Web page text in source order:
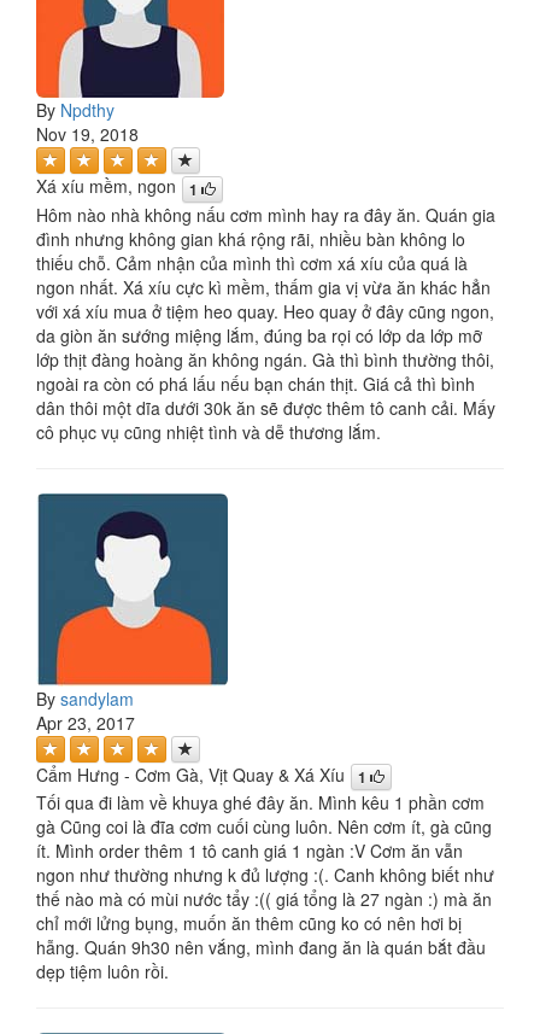
By Npdthy
Nov 19, 2018
Xá xíu mềm, ngon 1
Hôm nào nhà không nấu cơm mình hay ra đây ăn. Quán gia
đình nhưng không gian khá rộng rãi, nhiều bàn không lo
thiếu chỗ. Cảm nhận của mình thì cơm xá xíu của quá là
ngon nhất. Xá xíu cực kì mềm, thấm gia vị vừa ăn khác hẳn
với xá xíu mua ở tiệm heo quay. Heo quay ở đây cũng ngon,
da giòn ăn sướng miệng lắm, đúng ba rọi có lớp da lớp mỡ
lớp thịt đàng hoàng ăn không ngán. Gà thì bình thường thôi,
ngoài ra còn có phá lấu nếu bạn chán thịt. Giá cả thì bình
dân thôi một dĩa dưới 30k ăn sẽ được thêm tô canh cải. Mấy
cô phục vụ cũng nhiệt tình và dễ thương lắm.
By sandylam
Apr 23, 2017
Cẩm Hưng - Cơm Gà, Vịt Quay & Xá Xíu 1
Tối qua đi làm về khuya ghé đây ăn. Mình kêu 1 phần cơm
gà Cũng coi là đĩa cơm cuối cùng luôn. Nên cơm ít, gà cũng
ít. Mình order thêm 1 tô canh giá 1 ngàn :V Cơm ăn vẫn
ngon như thường nhưng k đủ lượng :(. Canh không biết như
thế nào mà có mùi nước tẩy :(( giá tổng là 27 ngàn :) mà ăn
chỉ mới lửng bụng, muốn ăn thêm cũng ko có nên hơi bị
hẫng. Quán 9h30 nên vắng, mình đang ăn là quán bắt đầu
dẹp tiệm luôn rồi.